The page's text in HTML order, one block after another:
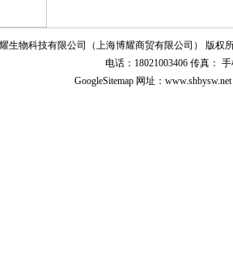
生物科技有限公司（上海博耀商贸有限公司） 版权
电话：18021003406 传真：
GoogleSitemap 网址：